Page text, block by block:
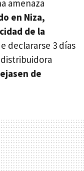
amenaza
en Niza,
de la
declararse 3 días
de